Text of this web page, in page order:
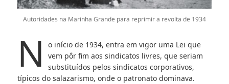
Autoridades na Marinha Grande para reprimir a revolta de 1934
N
o início de 1934, entra em vigor uma Lei que
vem pôr fim aos sindicatos livres, que seriam
substituídos pelos sindicatos corporativos,
típicos do salazarismo, onde o patronato dominava.